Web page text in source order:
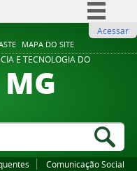
MAPA DO SITE
Comunica BR
Participe
Legislação
Acessar
E TECNOLOGIA DO
MG
Comunicação Social